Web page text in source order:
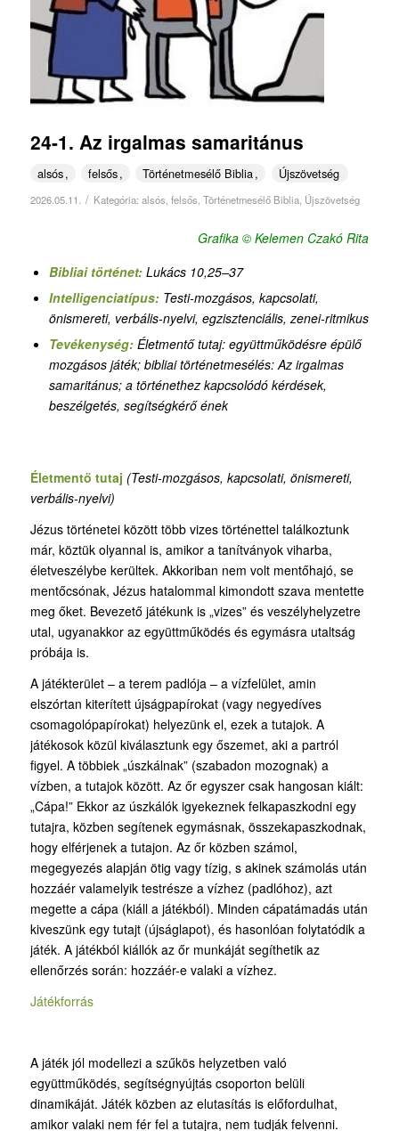
24-1. Az irgalmas samaritánus
alsós felsős Történetmesélő Biblia Újszövetség
2026.05.11. / Kategória: alsós felsős Történetmesélő Biblia, Újszövetség
Grafika © Kelemen Czakó Rita
Bibliai történet:Lukács 10,25–37
Intelligenciatípus: Testi-mozgásos, kapcsolati,
önismereti, verbális-nyelvi, egzisztenciális, zenei-ritmikus
Tevékenység: Életmentő tutaj: együttműködésre épülő
mozgásos játék;bibliai történetmesélés: Az irgalmas
samaritánus; a történethez kapcsolódó kérdések,
beszélgetés, segítségkérő ének
Életmentő tutaj (Testi-mozgásos, kapcsolati, önismereti,
verbális-nyelvi)
Jézus történetei között több vizes történettel találkoztunk
már, köztük olyannal is, amikor a tanítványok viharba,
életveszélybe kerültek. Akkoriban nem volt mentőhajó, se
mentőcsónak, Jézus hatalommal kimondott szava mentette
meg őket. Bevezető játékunk is „vizes” és veszélyhelyzetre
utal, ugyanakkor az együttműködés és egymásra utaltság
próbája is.
A játékterület – a terem padlója – a vízfelület, amin
elszórtan kiterített újságpapírokat (vagy negyedíves
csomagolópapírokat) helyezünk el, ezek a tutajok. A
játékosok közül kiválasztunk egy őszemet, aki a partról
figyel. A többiek „úszkálnak” (szabadon mozognak) a
vízben, a tutajok között. Az őr egyszer csak hangosan kiált:
„Cápa!” Ekkor az úszkálók igyekeznek felkapaszkodni egy
tutajra, közben segítenek egymásnak, összekapaszkodnak,
hogy elférjenek a tutajon. Az őr közben számol,
megegyezés alapján ötig vagy tízig, s akinek számolás után
hozzáér valamelyik testrésze a vízhez (padlóhoz), azt
megette a cápa (kiáll a játékból). Minden cápatámadás után
kiveszünk egy tutajt (újságlapot), és hasonlóan folytatódik a
játék. A játékból kiállók az őr munkáját segíthetik az
ellenőrzés során: hozzáér-e valaki a vízhez.
Játékforrás
A játék jól modellezi a szűkös helyzetben való
együttműködés, segítségnyújtás csoporton belüli
dinamikáját. Játék közben az elutasítás is előfordulhat,
amikor valaki nem fér fel a tutajra, nem tudják felvenni.